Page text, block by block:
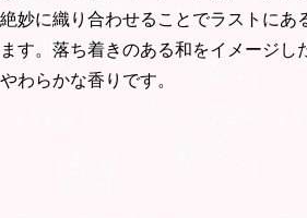
絶妙に織り合わせることでラストにあ
ます。落ち着きのある和をイメージし
やわらかな香りです。